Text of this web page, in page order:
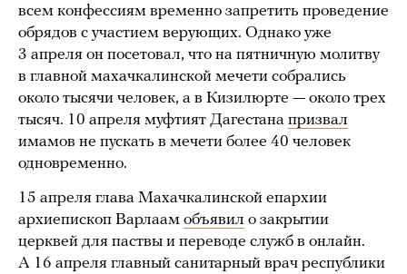
всем конфессиям временно запретить проведение
обрядов с участием верующих. Однако уже
3 апреля он посетовал, что на пятничную молитву
в главной махачкалинской мечети собрались
около тысячи человек, а в Кизилюрте — около трех
тысяч. 10 апреля муфтият Дагестана призвал
имамов не пускать в мечети более 40 человек
одновременно.
15 апреля глава Махачкалинской епархии
архиепископ Варлаам объявил о закрытии
церквей для паствы и переводе служб в онлайн.
А 16 апреля главный санитарный врач республики